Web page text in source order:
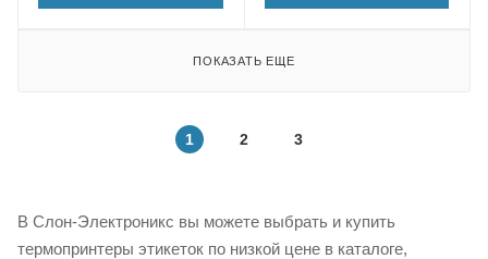
ПОКАЗАТЬ ЕЩЕ
1 2 3
В Слон-Электроникс вы можете выбрать и купить
термопринтеры этикеток по низкой цене в каталоге,